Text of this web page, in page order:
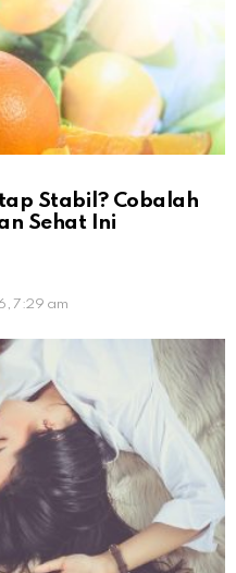
Stabil? Cobalah
Sehat Ini
7:29 am